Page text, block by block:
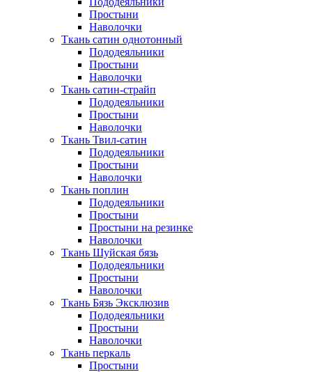
Простыни
Наволочки
Ткань сатин однотонный
Пододеяльники
Простыни
Наволочки
Ткань сатин-страйп
Пододеяльники
Простыни
Наволочки
Ткань Твил-сатин
Пододеяльники
Простыни
Наволочки
Ткань поплин
Пододеяльники
Простыни
Простыни на резинке
Наволочки
Ткань Шуйская бязь
Пододеяльники
Простыни
Наволочки
Ткань Бязь Эксклюзив
Пододеяльники
Простыни
Наволочки
Ткань перкаль
Простыни